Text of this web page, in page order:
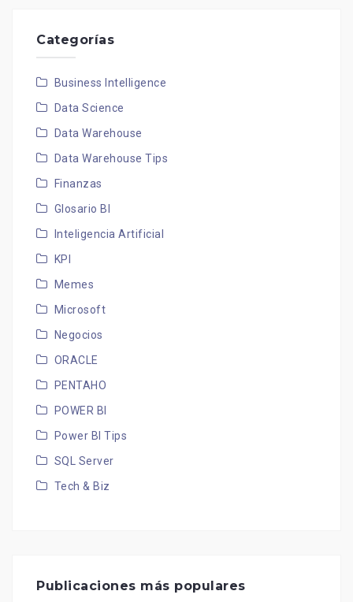
Categorías
Business Intelligence
Data Science
Data Warehouse
Data Warehouse Tips
Finanzas
Glosario BI
Inteligencia Artificial
KPI
Memes
Microsoft
Negocios
ORACLE
PENTAHO
POWER BI
Power BI Tips
SQL Server
Tech & Biz
Publicaciones más populares